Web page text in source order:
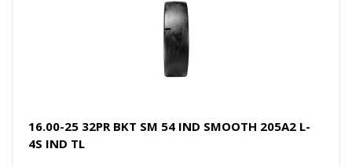
16.00-25 32PR BKT SM 54 IND SMOOTH 205A2 L-
4S IND TL